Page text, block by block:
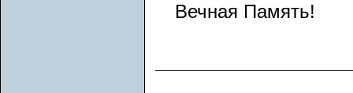
Вечная Память!